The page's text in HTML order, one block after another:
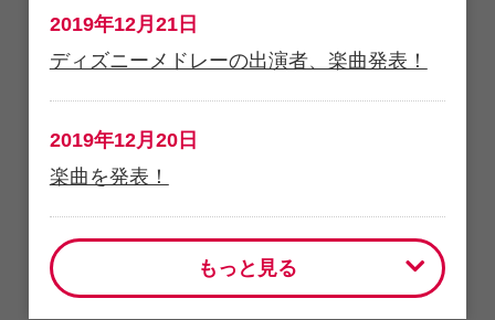
2019年12月21日
ディズニーメドレーの出演者、楽曲発表！
2019年12月20日
楽曲を発表！
もっと見る